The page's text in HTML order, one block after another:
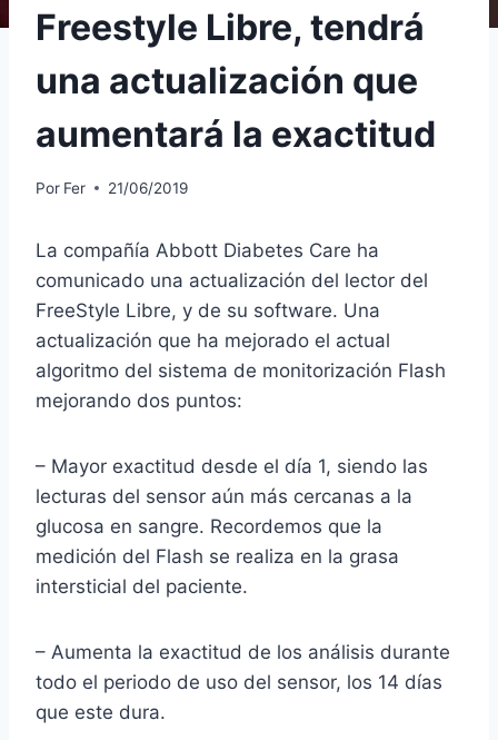
Freestyle Libre, tendrá
una actualización que
aumentará la exactitud
Por Fer 21/06/2019
La compañía Abbott Diabetes Care ha
comunicado una actualización del lector del
FreeStyle Libre, y de su software. Una
actualización que ha mejorado el actual
algoritmo del sistema de monitorización Flash
mejorando dos puntos:
– Mayor exactitud desde el día 1, siendo las
lecturas del sensor aún más cercanas a la
glucosa en sangre. Recordemos que la
medición del Flash se realiza en la grasa
intersticial del paciente.
– Aumenta la exactitud de los análisis durante
todo el periodo de uso del sensor, los 14 días
que este dura.